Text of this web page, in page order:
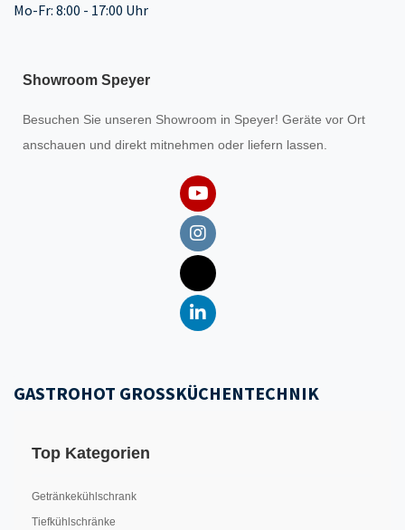
Mo-Fr: 8:00 - 17:00 Uhr
Showroom Speyer
Besuchen Sie unseren Showroom in Speyer! Geräte vor Ort
anschauen und direkt mitnehmen oder liefern lassen.
GASTROHOT GROSSKÜCHENTECHNIK
Top Kategorien
Getränkekühlschrank
Tiefkühlschränke